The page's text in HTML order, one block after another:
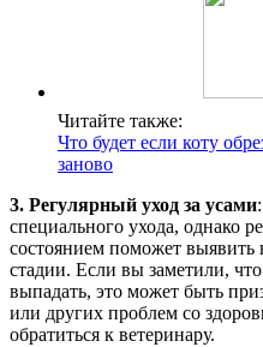
Читайте также:
Что будет если коту
заново
3. Регулярный уход за усами
специального ухода, однако
состоянием поможет
стадии. Если вы заметили,
выпадать, это может быть
или других проблем со
обратиться к ветеринару.